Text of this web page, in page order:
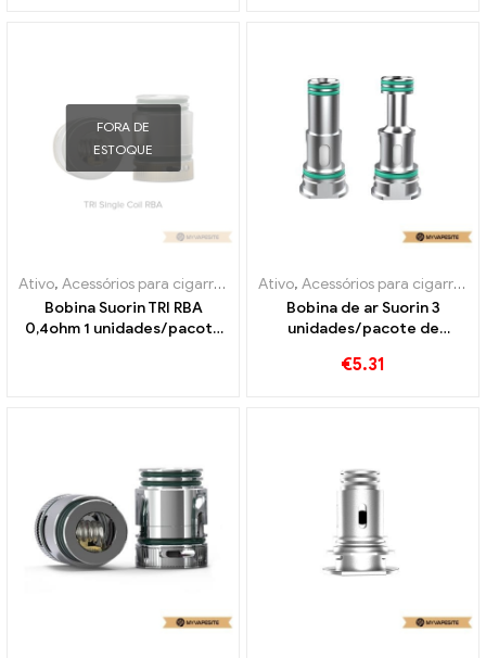
FORA DE
ESTOQUE
Ativo, Acessórios para cigarros eletrônicos ,Evaporador
Bobina Suorin TRI RBA
0,4ohm 1 unidades/pacote
Ativo, Acessórios para cigarros eletrônicos
Bobina de ar Suorin 3
unidades/pacote de
atacado丨Personalizado
€5.31